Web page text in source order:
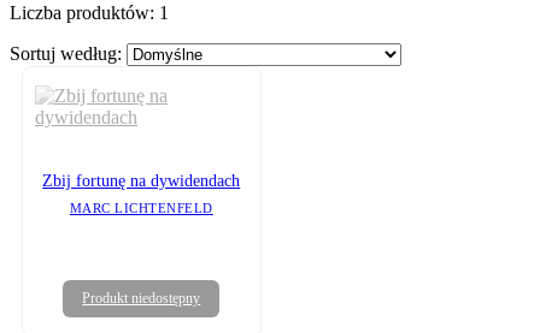
Liczba produktów: 1
Sortuj według:
Zbij fortunę na dywidendach
MARC LICHTENFELD
Produkt niedostępny